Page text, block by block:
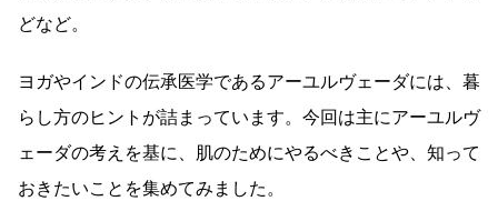
どなど。
ヨガやインドの伝承医学であるアーユルヴェーダには、暮
らし方のヒントが詰まっています。今回は主にアーユルヴ
ェーダの考えを基に、肌のためにやるべきことや、知って
おきたいことを集めてみました。